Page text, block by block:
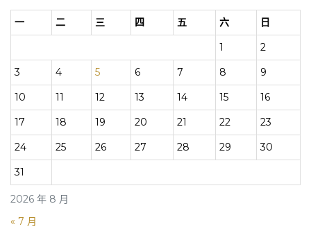
2026 年 8 月
一 二 三 四 五 六
日
1
2
3
4 5 6 7 8
9
10
11 12 13 14 15
16
17
18 19 20 21 22
23
24
25 26 27 28 29
30
31
« 7 月